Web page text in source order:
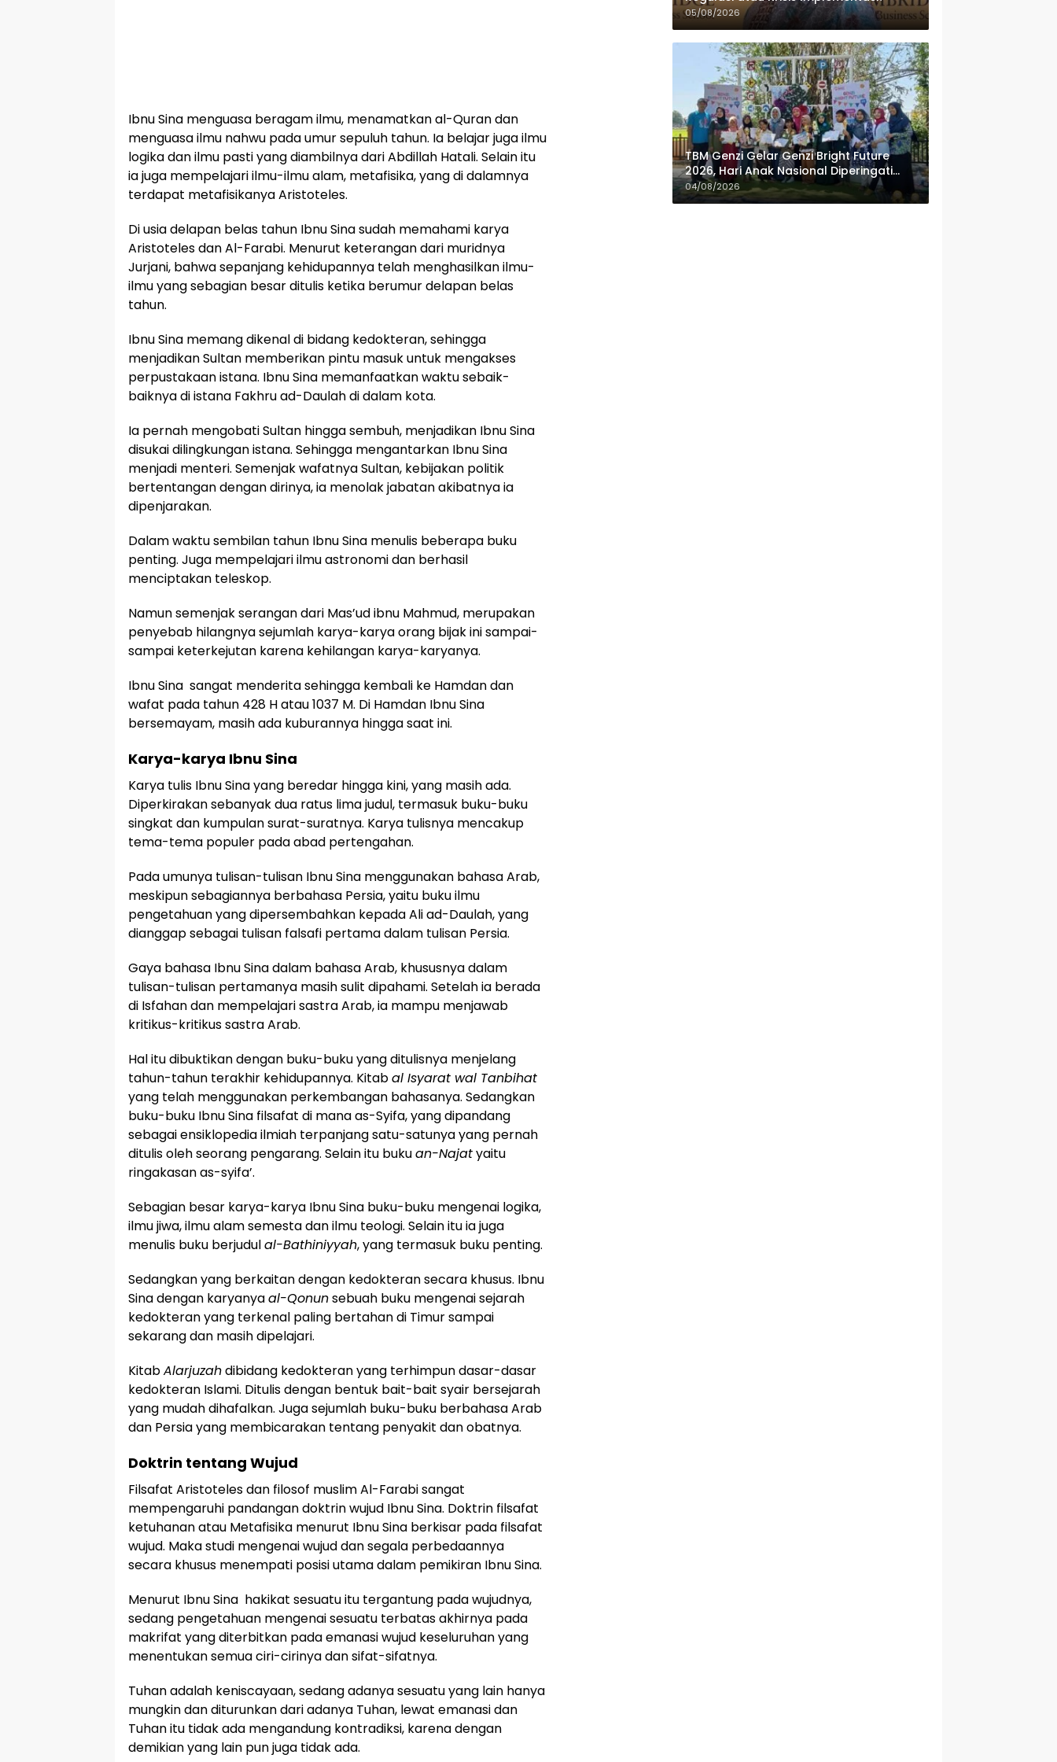
Ibnu Sina menguasa beragam ilmu, menamatkan al-Quran dan
menguasa ilmu nahwu pada umur sepuluh tahun. Ia belajar juga ilmu
logika dan ilmu pasti yang diambilnya dari Abdillah Hatali. Selain itu
ia juga mempelajari ilmu-ilmu alam, metafisika, yang di dalamnya
terdapat metafisikanya Aristoteles.
Di usia delapan belas tahun Ibnu Sina sudah memahami karya
Aristoteles dan Al-Farabi. Menurut keterangan dari muridnya
Jurjani, bahwa sepanjang kehidupannya telah menghasilkan ilmu-
ilmu yang sebagian besar ditulis ketika berumur delapan belas
tahun.
Ibnu Sina memang dikenal di bidang kedokteran, sehingga
menjadikan Sultan memberikan pintu masuk untuk mengakses
perpustakaan istana. Ibnu Sina memanfaatkan waktu sebaik-
baiknya di istana Fakhru ad-Daulah di dalam kota.
Ia pernah mengobati Sultan hingga sembuh, menjadikan Ibnu Sina
disukai dilingkungan istana. Sehingga mengantarkan Ibnu Sina
menjadi menteri. Semenjak wafatnya Sultan, kebijakan politik
bertentangan dengan dirinya, ia menolak jabatan akibatnya ia
dipenjarakan.
Dalam waktu sembilan tahun Ibnu Sina menulis beberapa buku
penting. Juga mempelajari ilmu astronomi dan berhasil
menciptakan teleskop.
Namun semenjak serangan dari Mas’ud ibnu Mahmud, merupakan
penyebab hilangnya sejumlah karya-karya orang bijak ini sampai-
sampai keterkejutan karena kehilangan karya-karyanya.
Ibnu Sina sangat menderita sehingga kembali ke Hamdan dan
wafat pada tahun 428 H atau 1037 M. Di Hamdan Ibnu Sina
bersemayam, masih ada kuburannya hingga saat ini.
Karya-karya Ibnu Sina
Karya tulis Ibnu Sina yang beredar hingga kini, yang masih ada.
Diperkirakan sebanyak dua ratus lima judul, termasuk buku-buku
singkat dan kumpulan surat-suratnya. Karya tulisnya mencakup
tema-tema populer pada abad pertengahan.
Pada umunya tulisan-tulisan Ibnu Sina menggunakan bahasa Arab,
meskipun sebagiannya berbahasa Persia, yaitu buku ilmu
pengetahuan yang dipersembahkan kepada Ali ad-Daulah, yang
dianggap sebagai tulisan falsafi pertama dalam tulisan Persia.
Gaya bahasa Ibnu Sina dalam bahasa Arab, khususnya dalam
tulisan-tulisan pertamanya masih sulit dipahami. Setelah ia berada
di Isfahan dan mempelajari sastra Arab, ia mampu menjawab
kritikus-kritikus sastra Arab.
Hal itu dibuktikan dengan buku-buku yang ditulisnya menjelang
tahun-tahun terakhir kehidupannya. Kitabal Isyarat wal Tanbihat
yang telah menggunakan perkembangan bahasanya. Sedangkan
buku-buku Ibnu Sina filsafat di mana as-Syifa, yang dipandang
sebagai ensiklopedia ilmiah terpanjang satu-satunya yang pernah
ditulis oleh seorang pengarang. Selain itu bukuan-Najatyaitu
ringakasan as-syifa’.
Sebagian besar karya-karya Ibnu Sina buku-buku mengenai logika,
ilmu jiwa, ilmu alam semesta dan ilmu teologi. Selain itu ia juga
menulis buku berjudulal-Bathiniyyah, yang termasuk buku penting.
Sedangkan yang berkaitan dengan kedokteran secara khusus. Ibnu
Sina dengan karyanyaal-Qonunsebuah buku mengenai sejarah
kedokteran yang terkenal paling bertahan di Timur sampai
sekarang dan masih dipelajari.
KitabAlarjuzahdibidang kedokteran yang terhimpun dasar-dasar
kedokteran Islami. Ditulis dengan bentuk bait-bait syair bersejarah
yang mudah dihafalkan. Juga sejumlah buku-buku berbahasa Arab
dan Persia yang membicarakan tentang penyakit dan obatnya.
Doktrin tentang Wujud
Filsafat Aristoteles dan filosof muslim Al-Farabi sangat
mempengaruhi pandangan doktrin wujud Ibnu Sina. Doktrin filsafat
ketuhanan atau Metafisika menurut Ibnu Sina berkisar pada filsafat
wujud. Maka studi mengenai wujud dan segala perbedaannya
secara khusus menempati posisi utama dalam pemikiran Ibnu Sina.
Menurut Ibnu Sina hakikat sesuatu itu tergantung pada wujudnya,
sedang pengetahuan mengenai sesuatu terbatas akhirnya pada
makrifat yang diterbitkan pada emanasi wujud keseluruhan yang
menentukan semua ciri-cirinya dan sifat-sifatnya.
Tuhan adalah keniscayaan, sedang adanya sesuatu yang lain hanya
mungkin dan diturunkan dari adanya Tuhan, lewat emanasi dan
Tuhan itu tidak ada mengandung kontradiksi, karena dengan
demikian yang lain pun juga tidak ada.
05/08/2026
TBM Genzi Gelar Genzi Bright Future
2026, Hari Anak Nasional Diperingati
dengan Lomba Puisi dan Tembang
Dolanan
04/08/2026